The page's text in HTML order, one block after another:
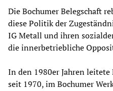
Die Bochumer Belegschaft
diese Politik der
IG Metall und ihren
die innerbetriebliche
In den 1980er Jahren leitete
seit 1970, im Bochumer